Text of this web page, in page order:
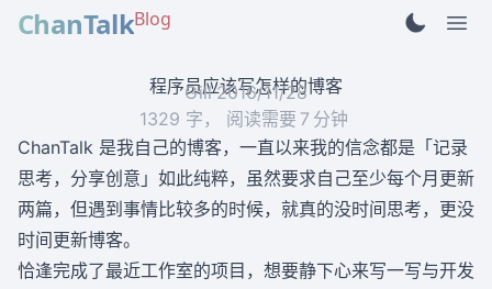
ChanTalkBlog
程序员应该写怎样的博客
Gill 2016/11/28
1329 字， 阅读需要 7 分钟
ChanTalk 是我自己的博客，一直以来我的信念都是「记录
思考，分享创意」如此纯粹，虽然要求自己至少每个月更新
两篇，但遇到事情比较多的时候，就真的没时间思考，更没
时间更新博客。
恰逢完成了最近工作室的项目，想要静下心来写一写与开发